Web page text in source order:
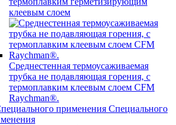
клеевым слоем
Среднестенная термоусаживаемая
трубка не подавляющая горения, с
термоплавким клеевым слоем CFM
Raychman®.
Специального